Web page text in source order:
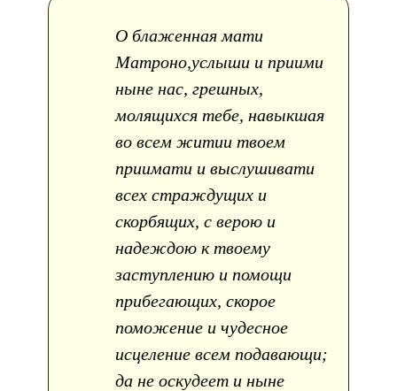
О блаженная мати
Матроно,услыши и приими
ныне нас, грешных,
молящихся тебе, навыкшая
во всем житии твоем
приимати и выслушивати
всех страждущих и
скорбящих, с верою и
надеждою к твоему
заступлению и помощи
прибегающих, скорое
поможение и чудесное
исцеление всем подавающи;
да не оскудеет и ныне